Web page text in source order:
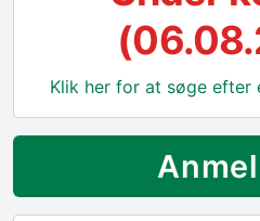
Klik her for at søge efter